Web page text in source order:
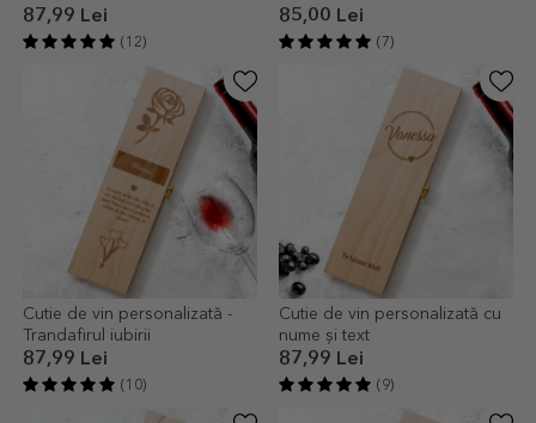
87,99 Lei
(12)
85,00 Lei
(7)
Cutie de vin personalizată -
Trandafirul iubirii
87,99 Lei
(10)
Cutie de vin personalizată cu
nume și text
87,99 Lei
(9)